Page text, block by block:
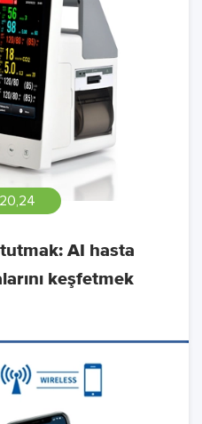
AI hasta
keşfetmek